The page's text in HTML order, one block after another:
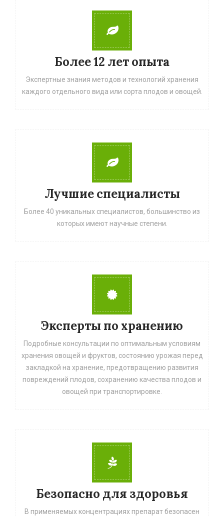
Более 12 лет опыта
Экспертные знания методов и технологий хранения
каждого отдельного вида или сорта плодов и овощей.
Лучшие специалисты
Более 40 уникальных специалистов, большинство из
которых имеют научные степени.
Эксперты по хранению
Подробные консультации по оптимальным условиям
хранения овощей и фруктов, состоянию урожая перед
закладкой на хранение, предотвращению развития
повреждений плодов, сохранению качества плодов и
овощей при транспортировке.
Безопасно для здоровья
В применяемых концентрациях препарат безопасен